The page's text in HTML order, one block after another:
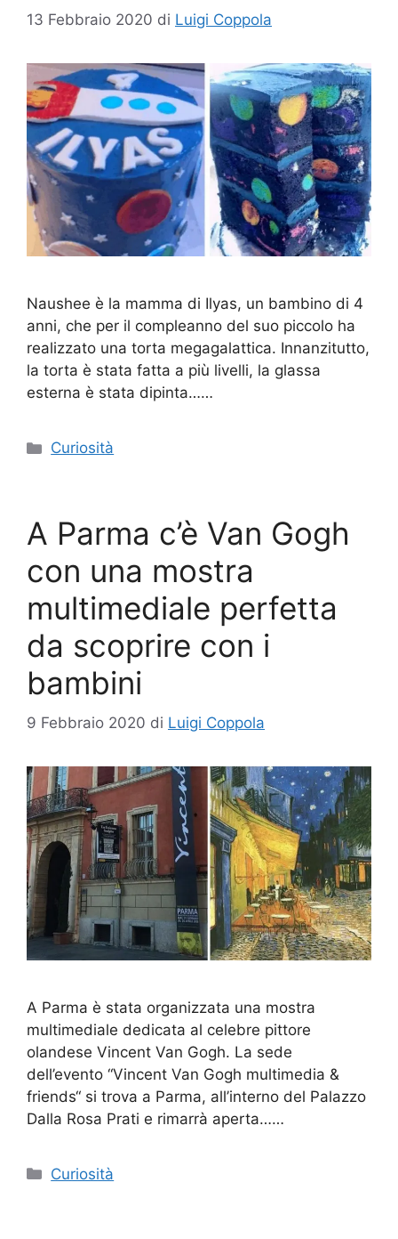
13 Febbraio 2020 di Luigi Coppola
Naushee è la mamma di Ilyas, un bambino di 4
anni, che per il compleanno del suo piccolo ha
realizzato una torta megagalattica. Innanzitutto,
la torta è stata fatta a più livelli, la glassa
esterna è stata dipinta……
Categorie
Curiosità
A Parma c’è Van Gogh
con una mostra
multimediale perfetta
da scoprire con i
bambini
9 Febbraio 2020 di Luigi Coppola
A Parma è stata organizzata una mostra
multimediale dedicata al celebre pittore
olandese Vincent Van Gogh. La sede
dell’evento “Vincent Van Gogh multimedia &
friends“ si trova a Parma, all’interno del Palazzo
Dalla Rosa Prati e rimarrà aperta……
Categorie
Curiosità